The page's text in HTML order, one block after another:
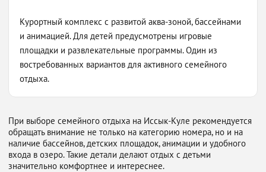
Курортный комплекс с развитой аква-зоной, бассейнами
и анимацией. Для детей предусмотрены игровые
площадки и развлекательные программы. Один из
востребованных вариантов для активного семейного
отдыха.
При выборе семейного отдыха на Иссык-Куле рекомендуется
обращать внимание не только на категорию номера, но и на
наличие бассейнов, детских площадок, анимации и удобного
входа в озеро. Такие детали делают отдых с детьми
значительно комфортнее и интереснее.